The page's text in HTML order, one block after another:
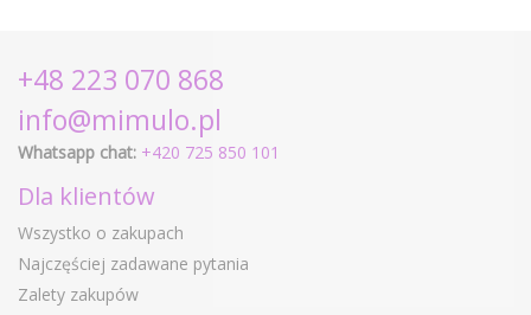
+48 223 070 868
info@mimulo.pl
Whatsapp chat: +420 725 850 101
Dla klientów
Wszystko o zakupach
Najczęściej zadawane pytania
Zalety zakupów